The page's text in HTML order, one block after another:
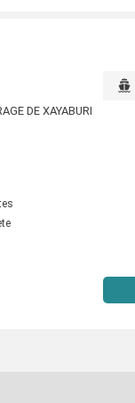
DE XAYABURI